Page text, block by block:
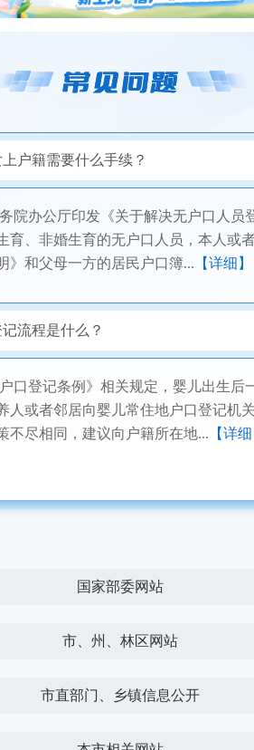
户籍需要什么手续？
厅印发《关于解决无户口人员登
育、非婚生育的无户口人员，本人或
》和父母一方的居民户口簿... 【详细】
流程是什么？
条例》相关规定，婴儿出生后一
人或者邻居向婴儿常住地户口登记机
不尽相同，建议向户籍所在地... 【详
国家部委网站
市、州、林区网站
市直部门、乡镇信息公开